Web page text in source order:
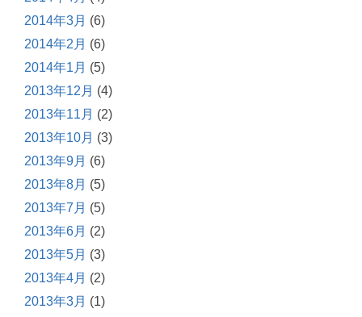
2014年3月 (6)
2014年2月 (6)
2014年1月 (5)
2013年12月 (4)
2013年11月 (2)
2013年10月 (3)
2013年9月 (6)
2013年8月 (5)
2013年7月 (5)
2013年6月 (2)
2013年5月 (3)
2013年4月 (2)
2013年3月 (1)